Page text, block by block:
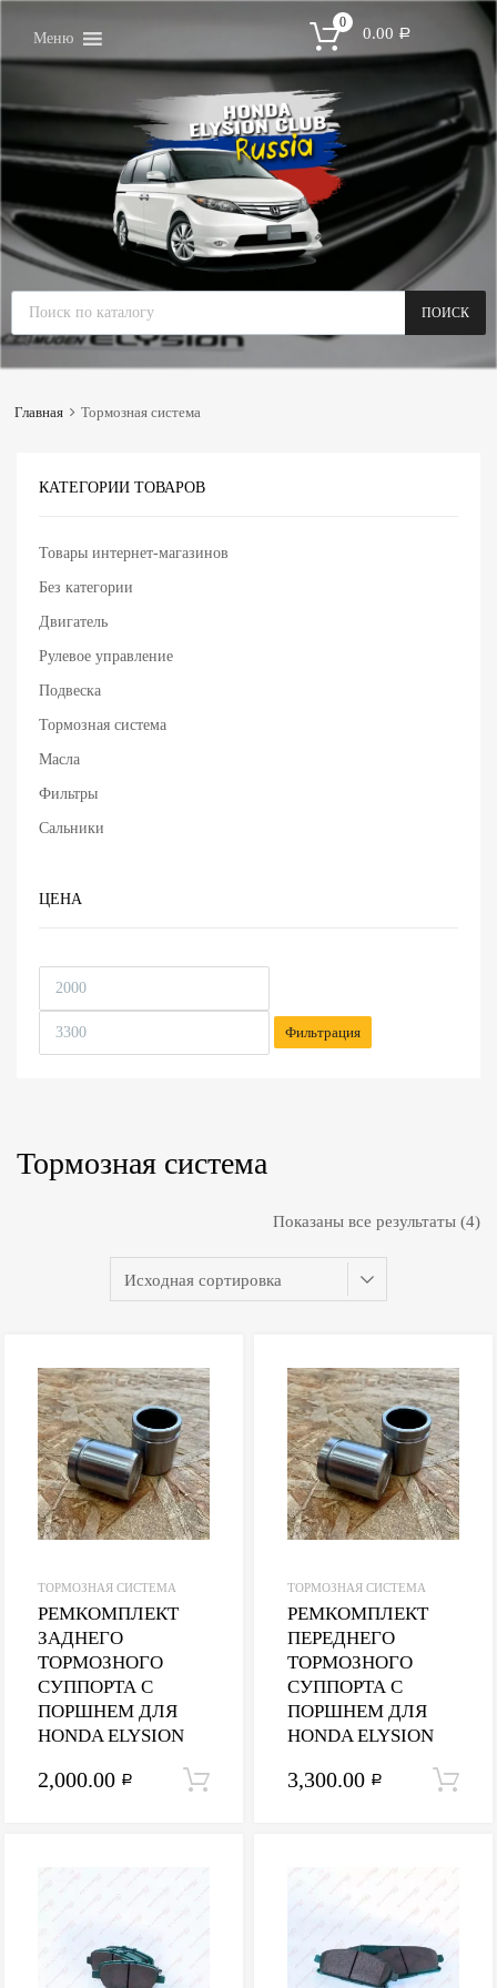
Меню 0.00 Р
0
ПОИСК
Главная Тормозная система
Тормозная система
Показаны все результаты (4)
ТОРМОЗНАЯ СИСТЕМА
РЕМКОМПЛЕКТ
ЗАДНЕГО
ТОРМОЗНОГО
СУППОРТА С
ПОРШНЕМ ДЛЯ
HONDA ELYSION
2,000.00 Р В корзину
ТОРМОЗНАЯ СИСТЕМА
РЕМКОМПЛЕКТ
ПЕРЕДНЕГО
ТОРМОЗНОГО
СУППОРТА С
ПОРШНЕМ ДЛЯ
HONDA ELYSION
3,300.00 Р
КАТЕГОРИИ ТОВАРОВ
Товары интернет-магазинов
Без категории
Двигатель
Рулевое управление
Подвеска
Тормозная система
Масла
Фильтры
Сальники
ЦЕНА
Фильтрация